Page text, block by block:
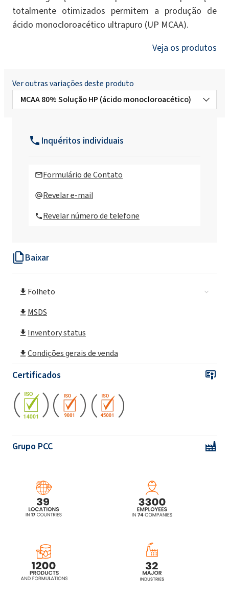
Baixar
Folheto
MSDS
Inventory status
Condições gerais de venda
Certificados
Grupo PCC
totalmente otimizados permitem a produção de
ácido monocloroacético ultrapuro (UP MCAA).
Veja os produtos
Ver outras variações deste produto
MCAA 80% Solução HP (ácido monocloroacético)
Solução HP de MCAA 75% (ácido
Solução HP de MCAA 70% (ácido
MCAA 70% Solution Tech. (Ácido
monocloroacético)
Inquéritos individuais
Formulário de Contato
Revelar e-mail
Revelar número de telefone